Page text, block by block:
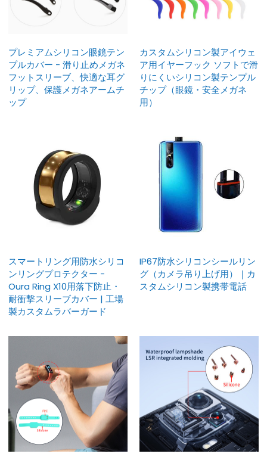
プレミアムシリコン眼鏡テン
プルカバー - 滑り止めメガネ
フットスリーブ、快適な耳グ
リップ、保護メガネアームチ
ップ
カスタムシリコン製アイウェ
ア用イヤーフック ソフトで滑
りにくいシリコン製テンプル
チップ（眼鏡・安全メガネ
用）
スマートリング用防水シリコ
ンリングプロテクター -
Oura Ring X10用落下防止・
耐衝撃スリーブカバー | 工場
製カスタムラバーガード
IP67防水シリコンシールリン
グ（カメラ吊り上げ用）｜カ
スタムシリコン製携帯電話